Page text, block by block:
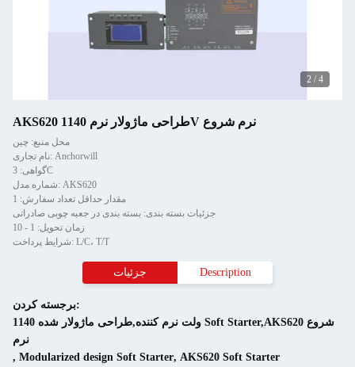
2 / 4
AKS620 طراحی ماژولار نرم 1140V نرم شروع
محل منبع: چین
نام تجاری: Anchorwill
گواهی: 3C
شماره مدل: AKS620
مقدار حداقل تعداد سفارش: 1
جزئیات بسته بندی: بسته بندی در جعبه چوبی صادراتی
زمان تحویل: 1 - 10
شرایط پرداخت: L/C، T/T
جزئیات Description
برجسته کردن:
1140 ولت نرم کننده,طراحی ماژولار شده Soft Starter,AKS620 شروع
نرم
, Modularized design Soft Starter, AKS620 Soft Starter